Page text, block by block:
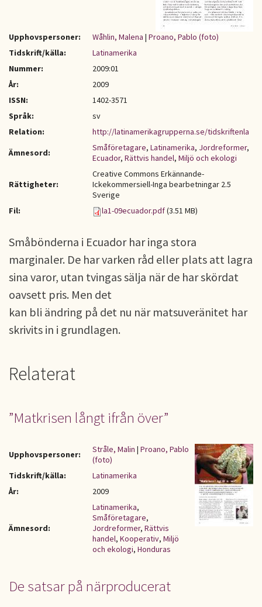
Upphovspersoner: Wåhlin, Malena | Proano, Pablo (foto)
Tidskrift/källa:
Latinamerika
Nummer:
2009:01
År:
2009
ISSN:
1402-3571
Språk:
sv
Relation:
http://latinamerikagrupperna.se/tidskriftenla
Ämnesord:
Småföretagare, Latinamerika, Jordreformer,
Ecuador, Rättvis handel, Miljö och ekologi
Rättigheter:
Creative Commons Erkännande-
Ickekommersiell-Inga bearbetningar 2.5
Sverige
Fil:
la1-09ecuador.pdf(3.51 MB)
Småbönderna i Ecuador har inga stora
marginaler. De har varken råd eller plats att lagra
sina varor, utan tvingas sälja när de har skördat
oavsett pris. Men det
kan bli ändring på det nu när matsuveränitet har
skrivits in i grundlagen.
Relaterat
”Matkrisen långt ifrån över”
Upphovspersoner: Stråle, Malin | Proano, Pablo
(foto)
Tidskrift/källa:
Latinamerika
År:
2009
Ämnesord:
Latinamerika,
Småföretagare,
Jordreformer, Rättvis
handel, Kooperativ, Miljö
och ekologi, Honduras
De satsar på närproducerat